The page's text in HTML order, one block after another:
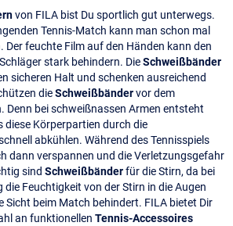
von FILA bist Du sportlich gut unterwegs.
Tennis-Match kann man schon mal
Der feuchte Film auf den Händen kann den
stark behindern. DieSchweißbänder
sicheren Halt und schenken ausreichend
dieSchweißbändervor dem
Denn bei schweißnassen Armen entsteht
diese Körperpartien durch die
abkühlen. Während des Tennisspiels
dann verspannen und die Verletzungsgefahr
sind Schweißbänderfür die Stirn, da bei
Feuchtigkeit von der Stirn in die Augen
Sicht beim Match behindert. FILA bietet Dir
an funktionellen Tennis-Accessoires